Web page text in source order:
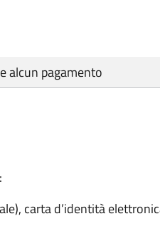
alcun pagamento
carta d’identità